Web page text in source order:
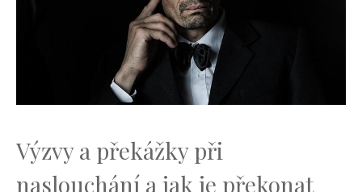
Výzvy a ‍překážky při
naslouchání a jak je překonat